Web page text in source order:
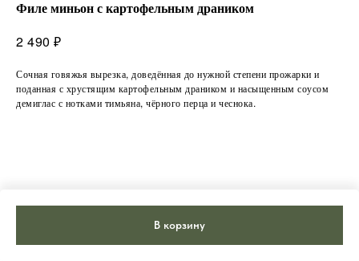
Филе миньон с картофельным драником
2 490 ₽
В корзину
Сочная говяжья вырезка, доведённая до нужной степени прожарки и
поданная с хрустящим картофельным драником и насыщенным соусом
демиглас с нотками тимьяна, чёрного перца и чеснока.